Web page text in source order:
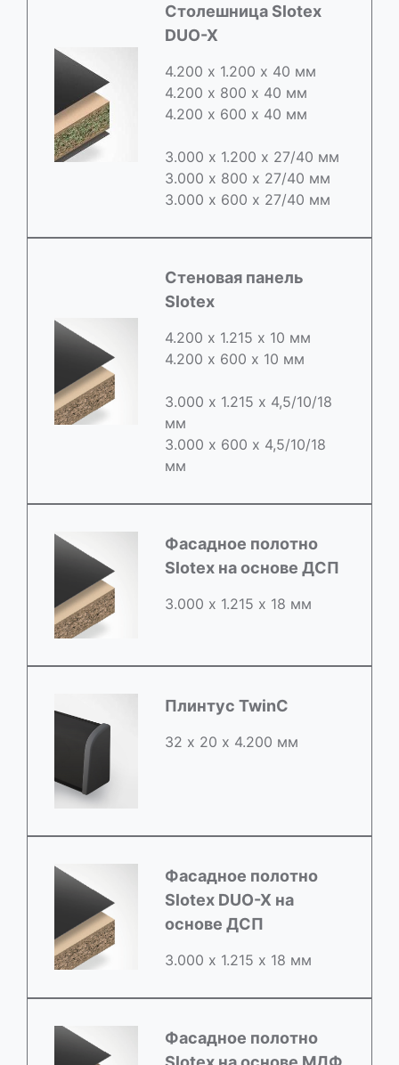
Cтолешница Slotex
DUO-X
4.200 х 1.200 х 40 мм
4.200 х 800 х 40 мм
4.200 х 600 х 40 мм
3.000 х 1.200 х 27/40 мм
3.000 х 800 х 27/40 мм
3.000 х 600 х 27/40 мм
Стеновая панель
Slotex
4.200 х 1.215 х 10 мм
4.200 х 600 х 10 мм
3.000 х 1.215 х 4,5/10/18
мм
3.000 х 600 х 4,5/10/18
мм
Фасадное полотно
Slotex на основе ДСП
3.000 х 1.215 х 18 мм
Плинтус TwinC
32 х 20 х 4.200 мм
Фасадное полотно
Slotex DUO-X на
основе ДСП
3.000 х 1.215 х 18 мм
Фасадное полотно